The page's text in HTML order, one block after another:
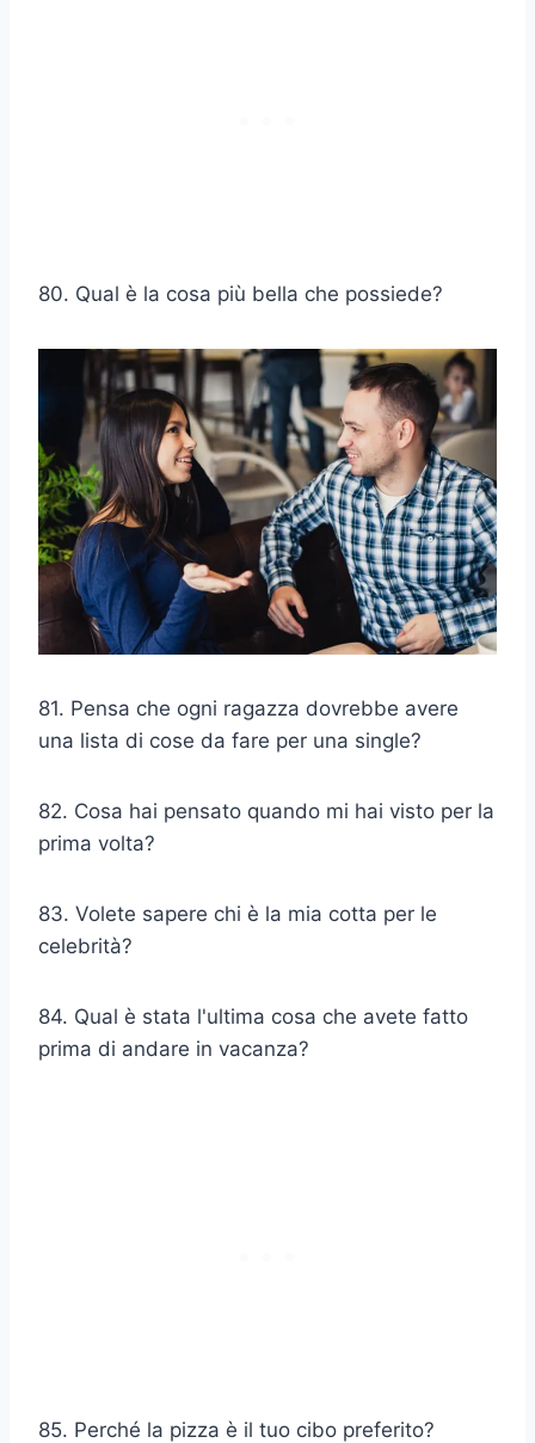
80. Qual è la cosa più bella che possiede?
81. Pensa che ogni ragazza dovrebbe avere
una lista di cose da fare per una single?
82. Cosa hai pensato quando mi hai visto per la
prima volta?
83. Volete sapere chi è la mia cotta per le
celebrità?
84. Qual è stata l'ultima cosa che avete fatto
prima di andare in vacanza?
85. Perché la pizza è il tuo cibo preferito?